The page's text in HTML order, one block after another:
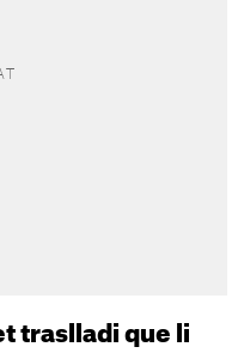
traslladi que li